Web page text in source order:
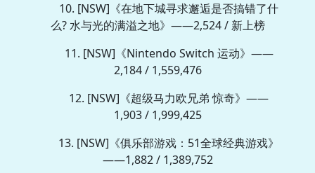
10. [NSW]《在地下城寻求邂逅是否搞错了什
么? 水与光的满溢之地》——2,524 / 新上榜
11. [NSW]《Nintendo Switch 运动》——
2,184 / 1,559,476
12. [NSW]《超级马力欧兄弟 惊奇》——
1,903 / 1,999,425
13. [NSW]《俱乐部游戏：51全球经典游戏》
——1,882 / 1,389,752